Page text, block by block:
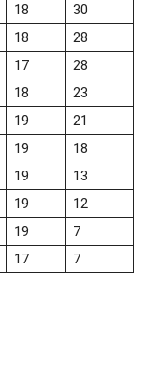
18
30
18
28
17
28
18
23
19
21
19
18
19
13
19
12
19
7
17 7